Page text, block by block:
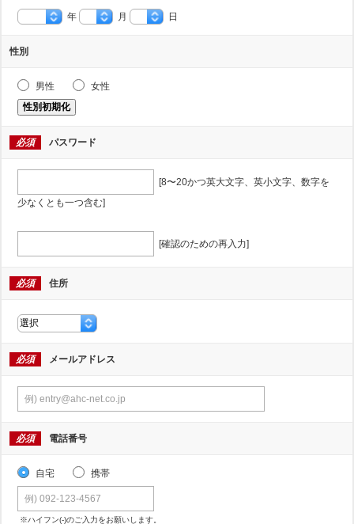
年 月 日
性別
男性
女性
性別初期化
必須 パスワード
[8〜20かつ英大文字、英小文字、数字を
少なくとも一つ含む]
[確認のための再入力]
必須 住所
必須 メールアドレス
必須 電話番号
自宅 携帯
※ハイフン(-)のご入力をお願いします。